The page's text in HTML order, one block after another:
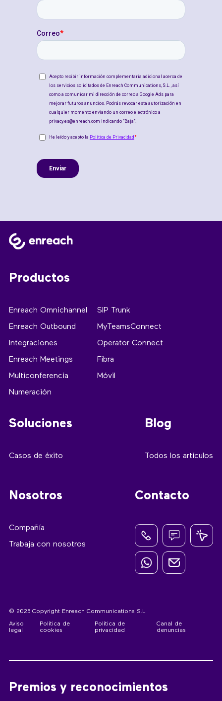
Productos
Enreach Omnichannel
Enreach Outbound
Integraciones
Enreach Meetings
Multiconferencia
Numeración
SIP Trunk
MyTeamsConnect
Operator Connect
Fibra
Móvil
Soluciones
Casos de éxito
Blog
Todos los artículos
Nosotros
Compañía
Trabaja con nosotros
Contacto
© 2025 Copyright Enreach Communications S.L
Aviso
legal
Política de
cookies
Política de
privacidad
Canal de
denuncias
Premios y reconocimientos